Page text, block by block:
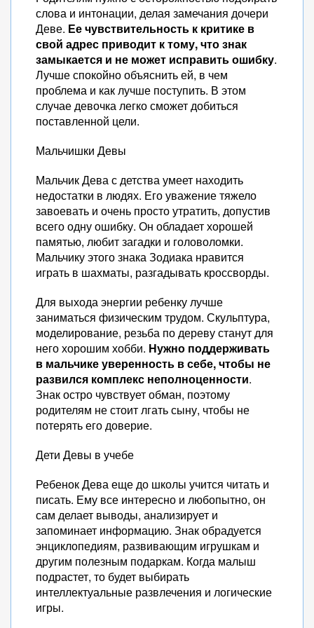
слова и интонации, делая замечания дочери
Деве. Ее чувствительность к критике в
свой адрес приводит к тому, что знак
замыкается и не может исправить ошибку.
Лучше спокойно объяснить ей, в чем
проблема и как лучше поступить. В этом
случае девочка легко сможет добиться
поставленной цели.
Мальчишки Девы
Мальчик Дева с детства умеет находить
недостатки в людях. Его уважение тяжело
завоевать и очень просто утратить, допустив
всего одну ошибку. Он обладает хорошей
памятью, любит загадки и головоломки.
Мальчику этого знака Зодиака нравится
играть в шахматы, разгадывать кроссворды.
Для выхода энергии ребенку лучше
заниматься физическим трудом. Скульптура,
моделирование, резьба по дереву станут для
него хорошим хобби. Нужно поддерживать
в мальчике уверенность в себе, чтобы не
развился комплекс неполноценности.
Знак остро чувствует обман, поэтому
родителям не стоит лгать сыну, чтобы не
потерять его доверие.
Дети Девы в учебе
Ребенок Дева еще до школы учится читать и
писать. Ему все интересно и любопытно, он
сам делает выводы, анализирует и
запоминает информацию. Знак обрадуется
энциклопедиям, развивающим игрушкам и
другим полезным подаркам. Когда малыш
подрастет, то будет выбирать
интеллектуальные развлечения и логические
игры.